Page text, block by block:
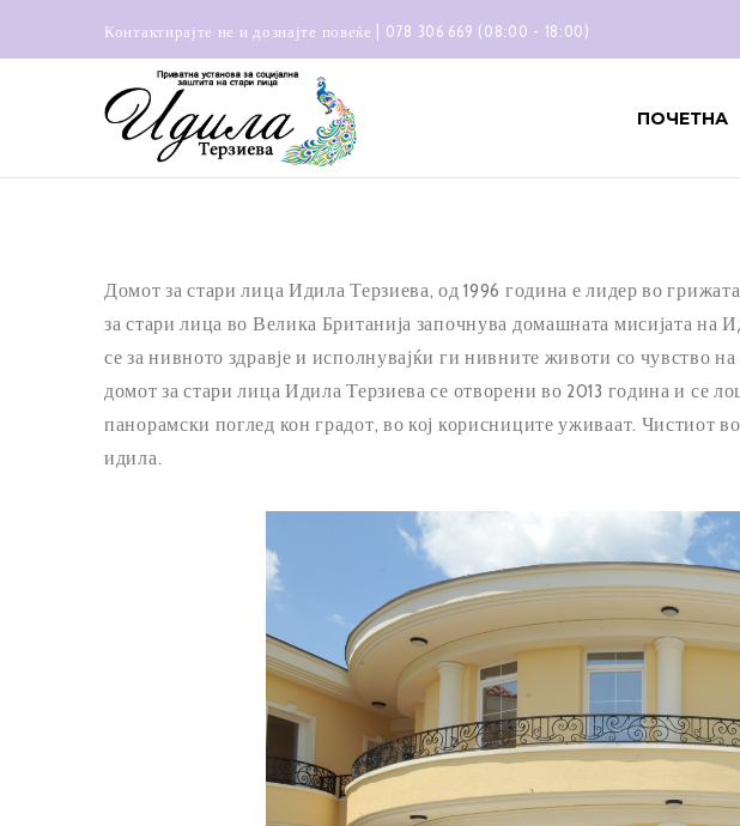
Контактирајте не и дознајте повеќе | 078 306 669 (08:00 - 18:00)
ПОЧЕТНА
Домот за стари лица Идила Терзиева, од 1996 година е лидер во
за стари лица во Велика Британија започнува домашната мисијата
се за нивното здравје и исполнувајќи ги нивните животи со чувство
домот за стари лица Идила Терзиева се отворени во 2013 година и се
панорамски поглед кон градот, во кој корисниците уживаат. Чистиот
идила.